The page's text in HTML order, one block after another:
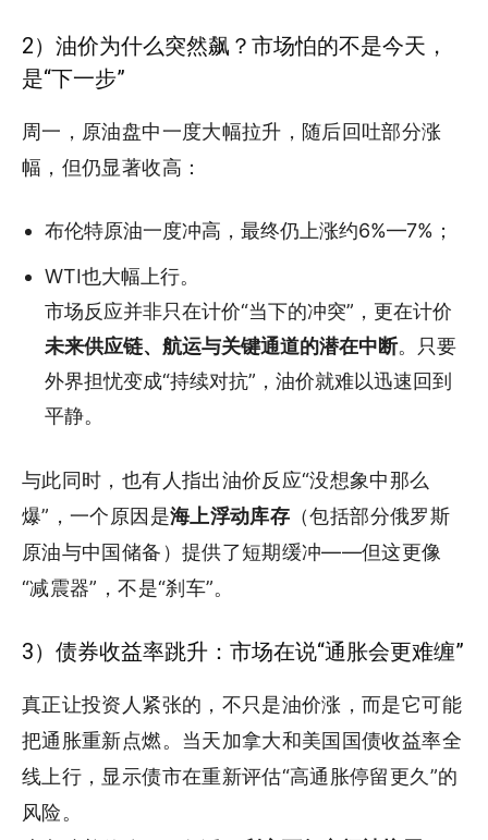
2）油价为什么突然飙？市场怕的不是今天，
是“下一步”
周一，原油盘中一度大幅拉升，随后回吐部分涨
幅，但仍显著收高：
布伦特原油一度冲高，最终仍上涨约6%—7%；
WTI也大幅上行。
市场反应并非只在计价“当下的冲突”，更在计价
未来供应链、航运与关键通道的潜在中断。只要
外界担忧变成“持续对抗”，油价就难以迅速回到
平静。
与此同时，也有人指出油价反应“没想象中那么
爆”，一个原因是海上浮动库存 （包括部分俄罗斯
原油与中国储备）提供了短期缓冲——但这更像
“减震器”，不是“刹车”。
3）债券收益率跳升：市场在说“通胀会更难缠”
真正让投资人紧张的，不只是油价涨，而是它可能
把通胀重新点燃。当天加拿大和美国国债收益率全
线上行，显示债市在重新评估“高通胀停留更久”的
风险。